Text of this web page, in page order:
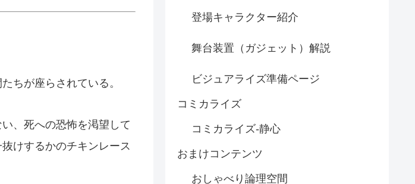
ちが座らされている。
、死への恐怖を渇望して
けするかのチキンレース
登場キャラクター紹介
舞台装置（ガジェット）解説
ビジュアライズ準備ページ
コミカライズ
コミカライズ-静心
おまけコンテンツ
おしゃべり論理空間